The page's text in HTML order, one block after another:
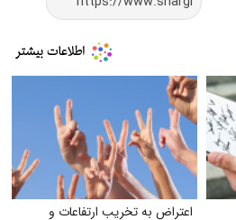
اعتراض به تخریب ارتفاعات و